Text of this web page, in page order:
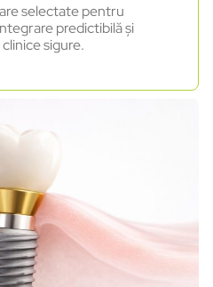
selectate pentru
predictibilă și
sigure.